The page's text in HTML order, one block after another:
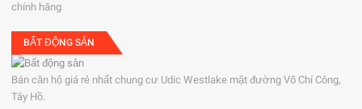
chính hãng
BẤT ĐỘNG SẢN
Bán căn hộ giá rẻ nhất chung cư Udic Westlake mặt đường Võ Chí Công,
Tây Hồ.